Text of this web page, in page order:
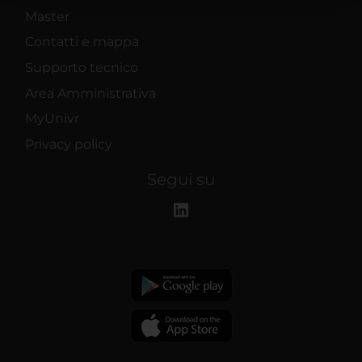
raccolto dal tuo utilizzo dei loro servizi.
Master
Contatti e mappa
Supporto tecnico
Area Amministrativa
MyUnivr
Privacy policy
Segui su